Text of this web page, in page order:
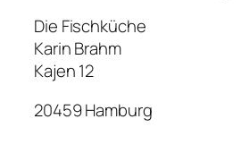
Die Fischküche
Karin Brahm
Kajen 12
20459 Hamburg